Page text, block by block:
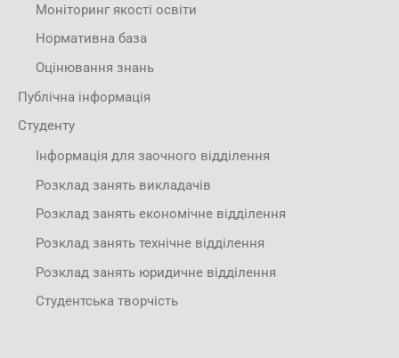
Моніторинг якості освіти
Нормативна база
Оцінювання знань
Публічна інформація
Студенту
Інформація для заочного відділення
Розклад занять викладачів
Розклад занять економічне відділення
Розклад занять технічне відділення
Розклад занять юридичне відділення
Студентська творчість